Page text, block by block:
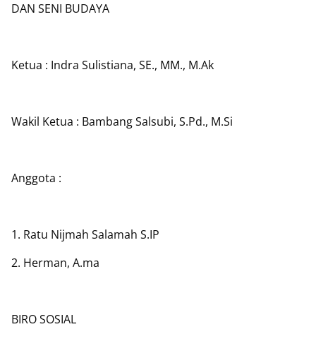
DAN SENI BUDAYA
Ketua : Indra Sulistiana, SE., MM., M.Ak
Wakil Ketua : Bambang Salsubi, S.Pd., M.Si
Anggota :
1. Ratu Nijmah Salamah S.IP
2. Herman, A.ma
BIRO SOSIAL